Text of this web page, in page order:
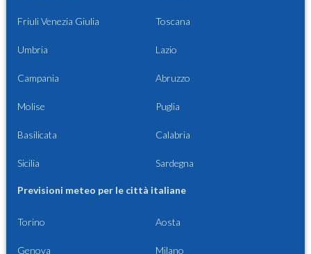
Friuli Venezia Giulia Toscana
Umbria Lazio
Campania Abruzzo
Molise Puglia
Basilicata Calabria
Sicilia Sardegna
Previsioni meteo per le città italiane
Torino Aosta
Genova Milano